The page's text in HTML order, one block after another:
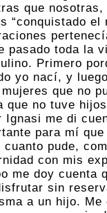
que
“conquistado el
pasado toda la
Primero
yo nací, y
que no
que no tuve
Ignasi me di
para mí
cuanto pude,
con mis
me doy cuenta
sin
a un hijo. Me